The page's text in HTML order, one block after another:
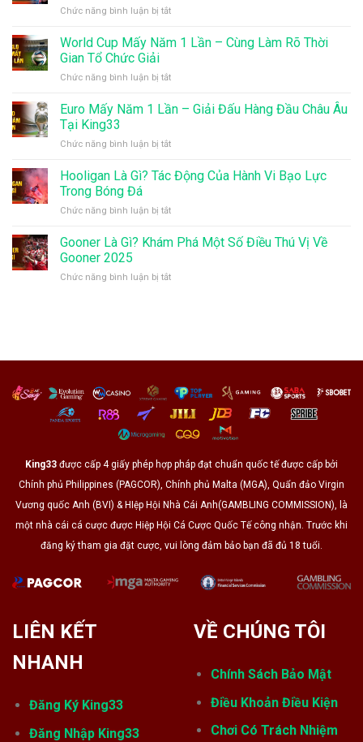
Khi
Bóng
Bảo
Lực
Chức năng bình luận bị tắtở
America
1
Chi
Đấu
Đá
World Cup Mấy Năm 1 Lần – Cùng Làm Rõ Thời
Gian Tổ Chức Giải
Chức năng bình luận bị tắtở
Cup
1
–
Rõ
Gian
Giải
Euro Mấy Năm 1 Lần – Giải Đấu Hàng Đầu Châu Âu
Tại King33
Chức năng bình luận bị tắtở
Mấy
Năm
Lần
Giải
Đầu
Hooligan Là Gì? Tác Động Của Hành Vi Bạo Lực
Trong Bóng Đá
Chức năng bình luận bị tắtở
Là
Động
Trong
Đá
Gooner Là Gì? Khám Phá Một Số Điều Thú Vị Về
Gooner 2025
Chức năng bình luận bị tắtở
Một
Điều
Thú
Vị
Về
Gooner
King33 được cấp 4 giấy phép hợp pháp đạt chuẩn quốc tế được cấp bởi
Chính phủ Philippines (PAGCOR), Chính phủ Malta (MGA), Quẩn đảo Virgin
Vương quốc Anh (BVI) & HIệp Hội Nhà Cái Anh(GAMBLING COMMISSION), là
một nhà cái cá cược được Hiệp Hội Cá Cược Quốc Tế công nhận. Trước khi
đăng ký tham gia đặt cược, vui lòng đảm bảo bạn đã đủ 18 tuổi.
LIÊN KẾT
NHANH
Đăng Ký King33
Đăng Nhập King33
VỀ CHÚNG TÔI
Chính Sách Bảo Mật
Điều Khoản Điều Kiện
Chơi Có Trách Nhiệm